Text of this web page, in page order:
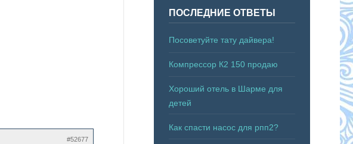
#52677
ПОСЛЕДНИЕ ОТВЕТЫ
Посоветуйте тату дайвера!
Компрессор К2 150 продаю
Хороший отель в Шарме для
детей
Как спасти насос для рпп2?